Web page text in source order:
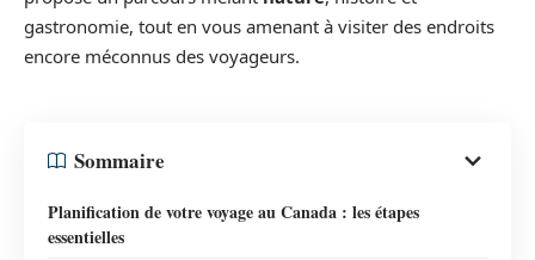
gastronomie, tout en vous amenant à visiter des endroits
encore méconnus des voyageurs.
Sommaire
Planification de votre voyage au Canada : les étapes
essentielles